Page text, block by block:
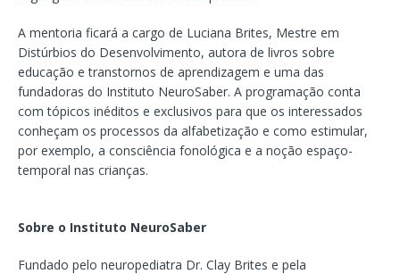
A mentoria ficará a cargo de Luciana Brites, Mestre em
Distúrbios do Desenvolvimento, autora de livros sobre
educação e transtornos de aprendizagem e uma das
fundadoras do Instituto NeuroSaber. A programação conta
com tópicos inéditos e exclusivos para que os interessados
conheçam os processos da alfabetização e como estimular,
por exemplo, a consciência fonológica e a noção espaço-
temporal nas crianças.
Sobre o Instituto NeuroSaber
Fundado pelo neuropediatra Dr. Clay Brites e pela